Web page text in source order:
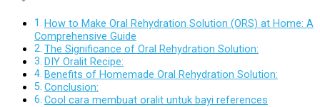
How to Make Oral Rehydration Solution (ORS) at Home: A
Comprehensive Guide
The Significance of Oral Rehydration Solution:
DIY Oralit Recipe:
Benefits of Homemade Oral Rehydration Solution:
Conclusion:
Cool cara membuat oralit untuk bayi references